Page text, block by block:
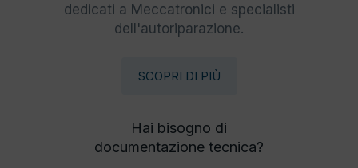
dedicati a Meccatronici e specialisti
dell'autoriparazione.
SCOPRI DI PIÙ
Hai bisogno di
documentazione tecnica?